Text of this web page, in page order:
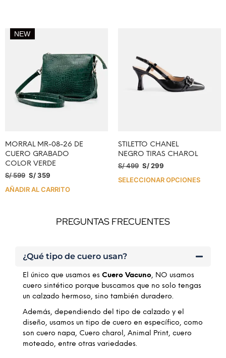
NEW
MORRAL MR-08-26 DE
CUERO GRABADO
COLOR VERDE
S/599 S/359
AÑADIR AL CARRITO
STILETTO CHANEL
NEGRO TIRAS CHAROL
S/499 S/299
SELECCIONAR OPCIONES
PREGUNTAS FRECUENTES
¿Qué tipo de cuero usan?
El único que usamos es Cuero Vacuno, NO usamos
cuero sintético porque buscamos que no solo tengas
un calzado hermoso, sino también duradero.
Además, dependiendo del tipo de calzado y el
diseño, usamos un tipo de cuero en específico, como
son cuero napa, Cuero charol, Animal Print, cuero
moteado, entre otras variedades.